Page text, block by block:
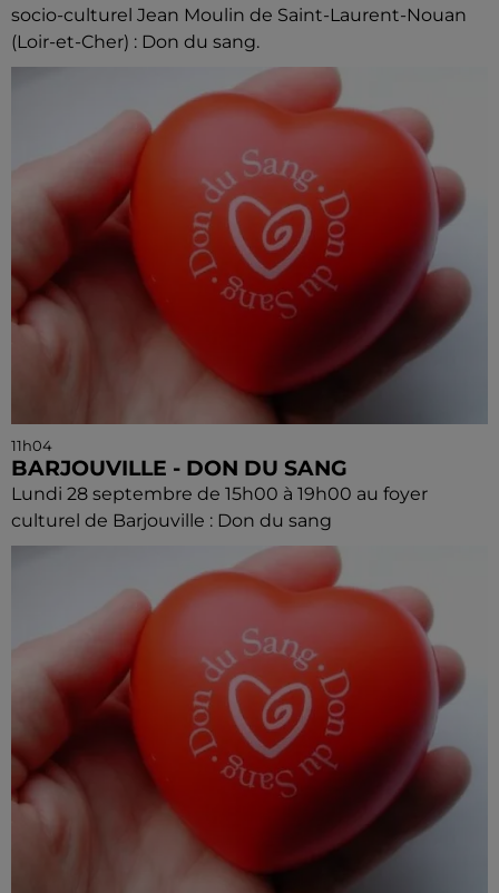
socio-culturel Jean Moulin de Saint-Laurent-Nouan
(Loir-et-Cher) : Don du sang.
11h04
BARJOUVILLE - DON DU SANG
Lundi 28 septembre de 15h00 à 19h00 au foyer
culturel de Barjouville : Don du sang